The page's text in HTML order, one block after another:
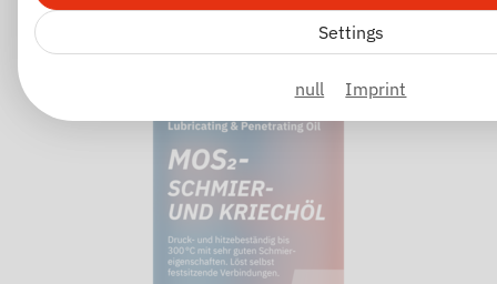
Settings
null Imprint